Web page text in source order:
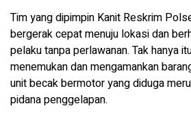
Tim yang dipimpin Kanit Reskrim
bergerak cepat menuju lokasi dan
pelaku tanpa perlawanan. Tak hanya
menemukan dan mengamankan
unit becak bermotor yang diduga
pidana penggelapan.